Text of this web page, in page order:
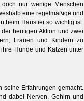
nur wenige Menschen
eine regelmäßige und
beim Haustier so wichtig ist.
heutigen Aktion und zwei
Frauen und Kindern zu
Hunde und Katzen unter
seine Erfahrungen gemacht.
dabei Nerven, Gehirn und